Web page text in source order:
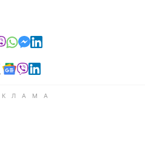
в Telegram
в Facebook
в X
отправить в Viber
отправить в Whatsapp
отправить в Messenger
отправить в LinkedIn
в Telegram
в Facebook
Читайте в X
Читайте в Google news
Читайте в Viber
Читайте в LinkedIn